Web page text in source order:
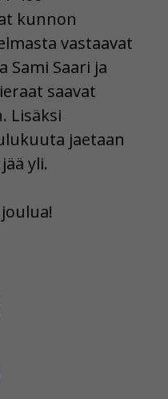
kunnon
vastaavat
Sami Saari ja
saavat
Lisäksi
jaetaan
yli.